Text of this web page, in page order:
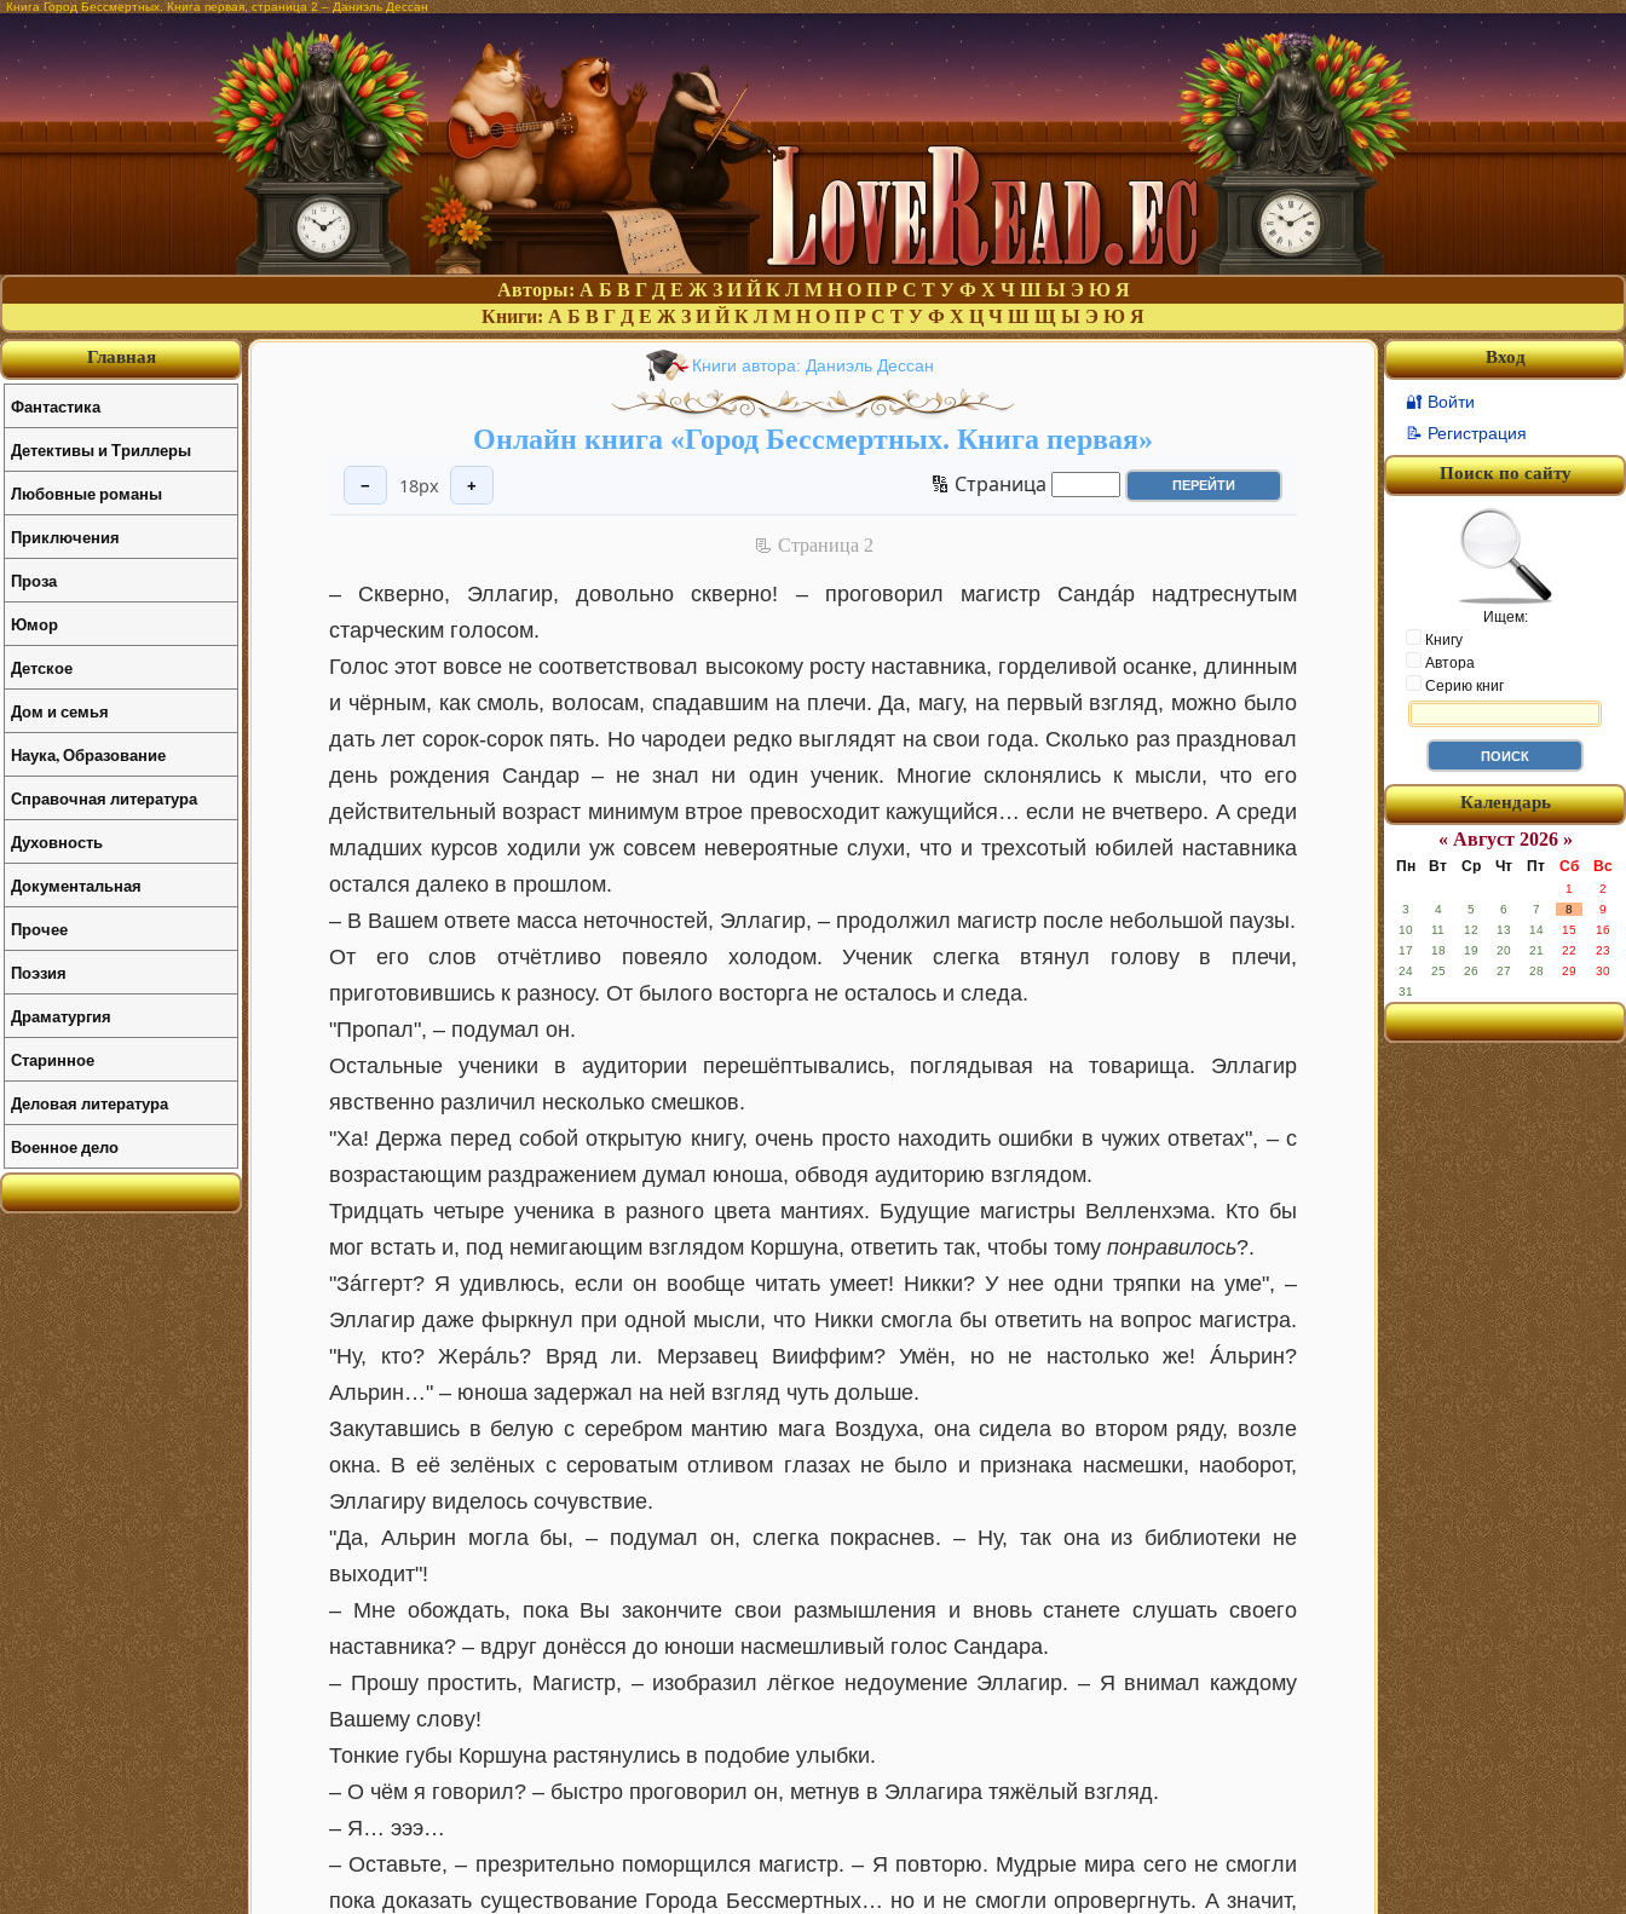
Книга Город Бессмертных. Книга первая, страница 2 – Даниэль Дессан
Авторы: А Б В Г Д Е Ж З И Й К Л М Н О П Р С Т У Ф Х Ч Ш Ы Э Ю Я
Книги: А Б В Г Д Е Ж З И Й К Л М Н О П Р С Т У Ф Х Ц Ч Ш Щ Ы Э Ю Я
Книги автора: Даниэль Дессан
Онлайн книга «Город Бессмертных. Книга первая»
− 18px + 🔢 Страница
📃 Cтраница 2
– Скверно, Эллагир, довольно скверно! – проговорил магистр Сандáр надтреснутым
старческим голосом.
Голос этот вовсе не соответствовал высокому росту наставника, горделивой осанке, длинным
и чёрным, как смоль, волосам, спадавшим на плечи. Да, магу, на первый взгляд, можно было
дать лет сорок-сорок пять. Но чародеи редко выглядят на свои года. Сколько раз праздновал
день рождения Сандар – не знал ни один ученик. Многие склонялись к мысли, что его
действительный возраст минимум втрое превосходит кажущийся… если не вчетверо. А среди
младших курсов ходили уж совсем невероятные слухи, что и трехсотый юбилей наставника
остался далеко в прошлом.
– В Вашем ответе масса неточностей, Эллагир, – продолжил магистр после небольшой паузы.
От его слов отчётливо повеяло холодом. Ученик слегка втянул голову в плечи,
приготовившись к разносу. От былого восторга не осталось и следа.
"Пропал", – подумал он.
Остальные ученики в аудитории перешёптывались, поглядывая на товарища. Эллагир
явственно различил несколько смешков.
"Ха! Держа перед собой открытую книгу, очень просто находить ошибки в чужих ответах", – с
возрастающим раздражением думал юноша, обводя аудиторию взглядом.
Тридцать четыре ученика в разного цвета мантиях. Будущие магистры Велленхэма. Кто бы
мог встать и, под немигающим взглядом Коршуна, ответить так, чтобы тому понравилось?.
"Зáггерт? Я удивлюсь, если он вообще читать умеет! Никки? У нее одни тряпки на уме", –
Эллагир даже фыркнул при одной мысли, что Никки смогла бы ответить на вопрос магистра.
"Ну, кто? Жерáль? Вряд ли. Мерзавец Вииффим? Умён, но не настолько же! Áльрин?
Альрин…" – юноша задержал на ней взгляд чуть дольше.
Закутавшись в белую с серебром мантию мага Воздуха, она сидела во втором ряду, возле
окна. В её зелёных с сероватым отливом глазах не было и признака насмешки, наоборот,
Эллагиру виделось сочувствие.
"Да, Альрин могла бы, – подумал он, слегка покраснев. – Ну, так она из библиотеки не
выходит"!
– Мне обождать, пока Вы закончите свои размышления и вновь станете слушать своего
наставника? – вдруг донёсся до юноши насмешливый голос Сандара.
– Прошу простить, Магистр, – изобразил лёгкое недоумение Эллагир. – Я внимал каждому
Вашему слову!
Тонкие губы Коршуна растянулись в подобие улыбки.
– О чём я говорил? – быстро проговорил он, метнув в Эллагира тяжёлый взгляд.
– Я… эээ…
– Оставьте, – презрительно поморщился магистр. – Я повторю. Мудрые мира сего не смогли
пока доказать существование Города Бессмертных… но и не смогли опровергнуть. А значит,
Вход
🔐 Войти
📝 Регистрация
Поиск по сайту
Ищем:
Книгу
Автора
Серию книг
Календарь
« Август 2026 »
Пн Вт Ср Чт Пт Сб Вс
1
2
3
4 5 6 7 8
9
10
11 12 13 14 15
16
17
18 19 20 21 22
23
24
25 26 27 28 29
30
31
Главная
Фантастика
Детективы и Триллеры
Любовные романы
Приключения
Проза
Юмор
Детское
Дом и семья
Наука, Образование
Справочная литература
Духовность
Документальная
Прочее
Поэзия
Драматургия
Старинное
Деловая литература
Военное дело